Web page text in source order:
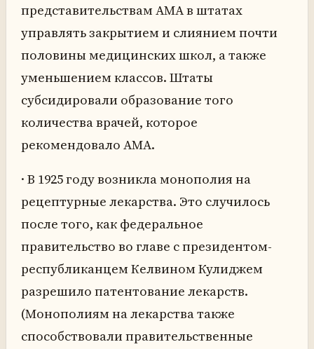
представительствам АМА в штатах
управлять закрытием и слиянием почти
половины медицинских школ, а также
уменьшением классов. Штаты
субсидировали образование того
количества врачей, которое
рекомендовало AMA.
· В 1925 году возникла монополия на
рецептурные лекарства. Это случилось
после того, как федеральное
правительство во главе с президентом-
республиканцем Келвином Кулиджем
разрешило патентование лекарств.
(Монополиям на лекарства также
способствовали правительственные